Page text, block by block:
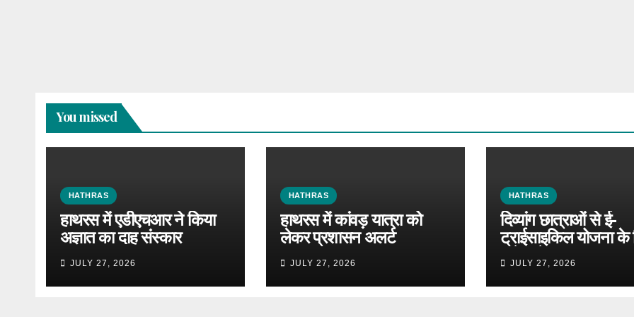
You missed
HATHRAS
हाथरस में एडीएचआर ने किया
अज्ञात का दाह संस्कार
JULY 27, 2026
HATHRAS
हाथरस में कांवड़ यात्रा को
लेकर प्रशासन अलर्ट
JULY 27, 2026
HATHRAS
दिव्यांग छात्राओं से ई-
ट्राईसाइकिल योजना के
मांगे आवेदन
JULY 27, 2026